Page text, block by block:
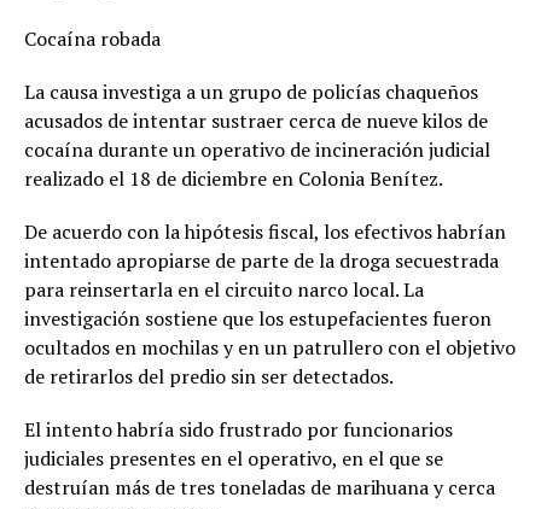
Cocaína robada
La causa investiga a un grupo de policías chaqueños
acusados de intentar sustraer cerca de nueve kilos de
cocaína durante un operativo de incineración judicial
realizado el 18 de diciembre en Colonia Benítez.
De acuerdo con la hipótesis fiscal, los efectivos habrían
intentado apropiarse de parte de la droga secuestrada
para reinsertarla en el circuito narco local. La
investigación sostiene que los estupefacientes fueron
ocultados en mochilas y en un patrullero con el objetivo
de retirarlos del predio sin ser detectados.
El intento habría sido frustrado por funcionarios
judiciales presentes en el operativo, en el que se
destruían más de tres toneladas de marihuana y cerca